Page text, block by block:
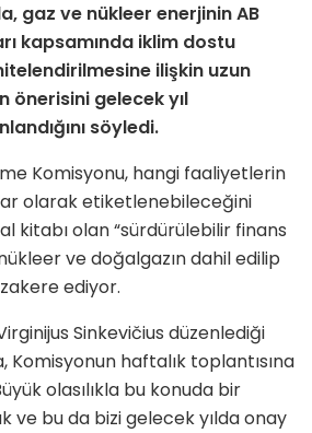
gaz ve nükleer enerjinin AB
kapsamında iklim dostu
ilişkin uzun
önerisini gelecek yıl
söyledi.
Komisyonu, hangi faaliyetlerin
olarak etiketlenebileceğini
kitabı olan “sürdürülebilir finans
nükleer ve doğalgazın dahil edilip
ediyor.
Sinkevičius düzenlediği
Komisyonun haftalık toplantısına
olasılıkla bu konuda bir
ve bu da bizi gelecek yılda onay